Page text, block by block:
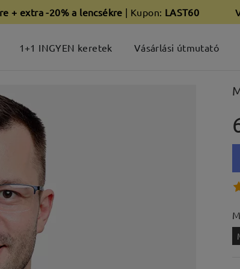
+ extra -20% a lencsékre | Kupon: LAST60
1+1 INGYEN keretek Vásárlási útmutató